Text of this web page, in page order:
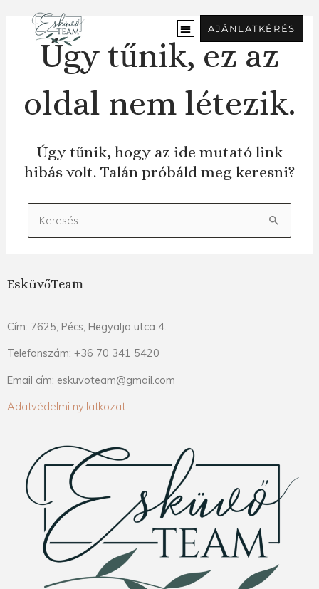
tartalomra
AJÁNLATKÉRÉS
Úgy tűnik, ez az
oldal nem létezik.
Úgy tűnik, hogy az ide mutató link
hibás volt. Talán próbáld meg keresni?
Keresés:
EsküvőTeam
Cím: 7625, Pécs, Hegyalja utca 4.
Telefonszám: +36 70 341 5420
Email cím: eskuvoteam@gmail.com
Adatvédelmi nyilatkozat